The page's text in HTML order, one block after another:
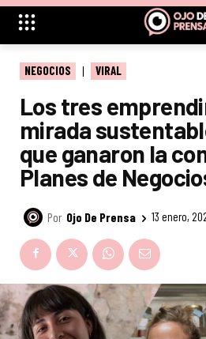
NEGOCIOS VIRAL
Los tres
mirada
que ganaron la
Planes de
Por Ojo De Prensa 13 enero,